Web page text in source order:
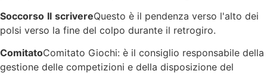
Soccorso Il scrivereQuesto è il pendenza verso l'alto dei
polsi verso la fine del colpo durante il retrogiro.
ComitatoComitato Giochi: è il consiglio responsabile della
gestione delle competizioni e della disposizione del